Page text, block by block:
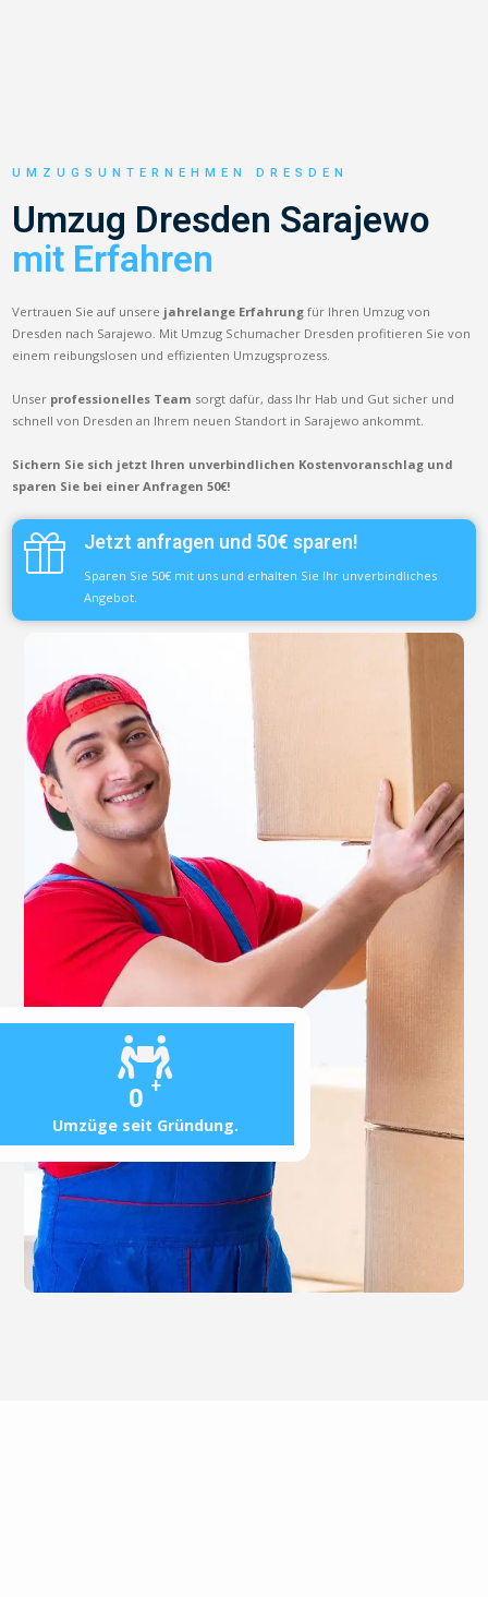
0 +
Umzüge seit Gründung.
UMZUGSUNTERNEHMEN DRESDEN
Umzug Dresden Sarajewo
mit Erfahren
Vertrauen Sie auf unsere jahrelange Erfahrung für Ihren Umzug von
Dresden nach Sarajewo. Mit Umzug Schumacher Dresden profitieren Sie von
einem reibungslosen und effizienten Umzugsprozess.
Unser professionelles Team sorgt dafür, dass Ihr Hab und Gut sicher und
schnell von Dresden an Ihrem neuen Standort in Sarajewo ankommt.
Sichern Sie sich jetzt Ihren unverbindlichen Kostenvoranschlag und
sparen Sie bei einer Anfragen 50€!
Jetzt anfragen und 50€ sparen!
Sparen Sie 50€ mit uns und erhalten Sie Ihr unverbindliches
Angebot.